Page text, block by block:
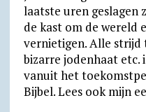
laatste uren geslagen
de kast om de wereld
vernietigen. Alle strijd
bizarre jodenhaat etc.
vanuit het
Bijbel. Lees ook mijn